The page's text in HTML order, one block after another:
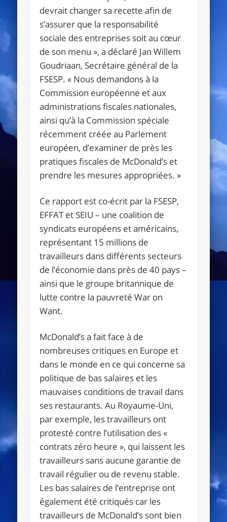
devrait changer sa recette afin de
s’assurer que la responsabilité
sociale des entreprises soit au cœur
de son menu », a déclaré Jan Willem
Goudriaan, Secrétaire général de la
FSESP. « Nous demandons à la
Commission européenne et aux
administrations fiscales nationales,
ainsi qu’à la Commission spéciale
récemment créée au Parlement
européen, d’examiner de près les
pratiques fiscales de McDonald’s et
prendre les mesures appropriées. »
Ce rapport est co-écrit par la FSESP,
EFFAT et SEIU – une coalition de
syndicats européens et américains,
représentant 15 millions de
travailleurs dans différents secteurs
de l’économie dans près de 40 pays –
ainsi que le groupe britannique de
lutte contre la pauvreté War on
Want.
McDonald’s a fait face à de
nombreuses critiques en Europe et
dans le monde en ce qui concerne sa
politique de bas salaires et les
mauvaises conditions de travail dans
ses restaurants. Au Royaume-Uni,
par exemple, les travailleurs ont
protesté contre l’utilisation des «
contrats zéro heure », qui laissent les
travailleurs sans aucune garantie de
travail régulier ou de revenu stable.
Les bas salaires de l’entreprise ont
également été critiqués car les
travailleurs de McDonald’s sont bien